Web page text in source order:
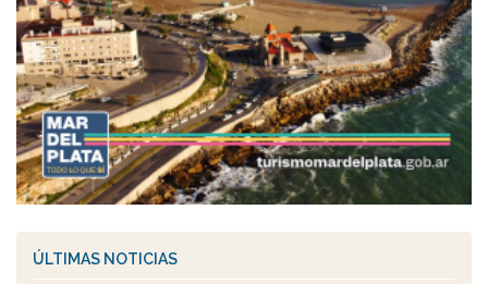
ÚLTIMAS NOTICIAS